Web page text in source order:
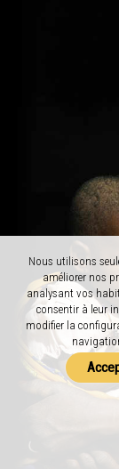
Nous utilisons
améliorer nos
analysant vos
consentir à leur
modifier la